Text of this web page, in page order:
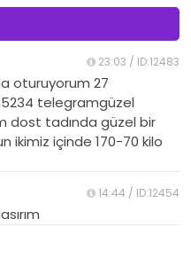
23:03 / ID:12483
oturuyorum 27
telegramgüzel
dost tadında güzel bir
ikimiz içinde 170-70 kilo
14:44 / ID:12454